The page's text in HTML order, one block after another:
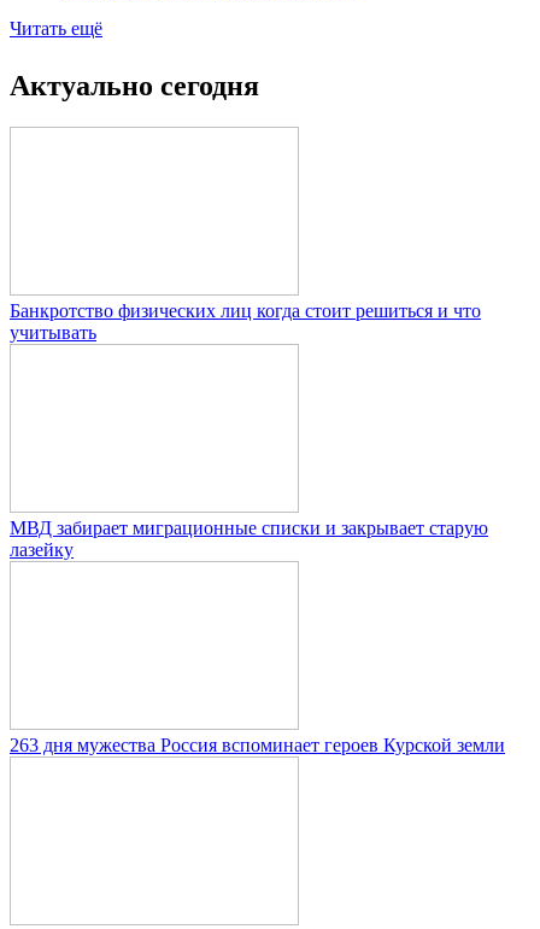
Читать ещё
Актуально сегодня
Банкротство физических лиц когда стоит решиться и что
учитывать
МВД забирает миграционные списки и закрывает старую
лазейку
263 дня мужества Россия вспоминает героев Курской земли